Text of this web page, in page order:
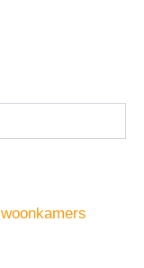
woonkamers